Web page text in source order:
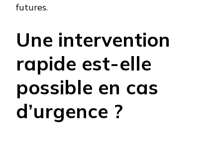
futures.
Une intervention
rapide est-elle
possible en cas
d’urgence ?